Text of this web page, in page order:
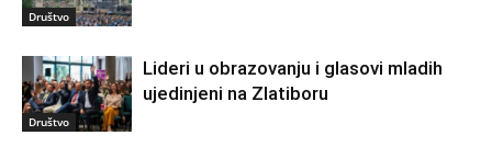
Društvo
Društvo
Lideri u obrazovanju i glasovi mladih
ujedinjeni na Zlatiboru